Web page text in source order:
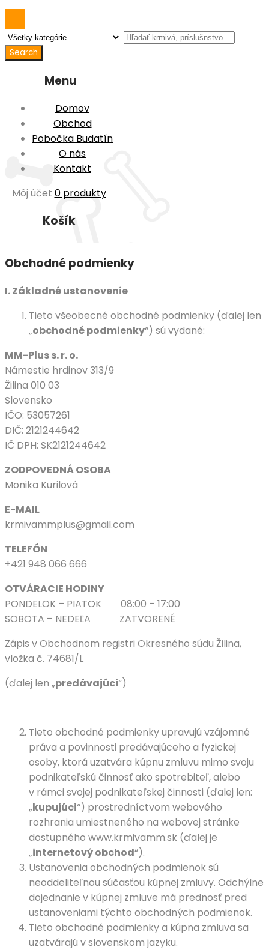
Menu
Domov
Obchod
Pobočka Budatín
O nás
Kontakt
Môj účet 0 produkty
Košík
Obchodné podmienky
I. Základné ustanovenie
Tieto všeobecné obchodné podmienky (ďalej len
„obchodné podmienky“) sú vydané:
MM-Plus s. r. o.
Námestie hrdinov 313/9
Žilina 010 03
Slovensko
IČO: 53057261
DIČ: 2121244642
IČ DPH: SK2121244642
ZODPOVEDNÁ OSOBA
Monika Kurilová
E-MAIL
krmivammplus@gmail.com
TELEFÓN
+421 948 066 666
OTVÁRACIE HODINY
PONDELOK – PIATOK 08:00 – 17:00
SOBOTA – NEDEĽA ZATVORENÉ
Zápis v Obchodnom registri Okresného súdu Žilina,
vložka č. 74681/L
(ďalej len „predávajúci“)
Tieto obchodné podmienky upravujú vzájomné
práva a povinnosti predávajúceho a fyzickej
osoby, ktorá uzatvára kúpnu zmluvu mimo svoju
podnikateľskú činnosť ako spotrebiteľ, alebo
v rámci svojej podnikateľskej činnosti (ďalej len:
„kupujúci“) prostredníctvom webového
rozhrania umiestneného na webovej stránke
dostupného www.krmivamm.sk (ďalej je
„internetový obchod“).
Ustanovenia obchodných podmienok sú
neoddeliteľnou súčasťou kúpnej zmluvy. Odchýlne
dojednanie v kúpnej zmluve má prednosť pred
ustanoveniami týchto obchodných podmienok.
Tieto obchodné podmienky a kúpna zmluva sa
uzatvárajú v slovenskom jazyku.